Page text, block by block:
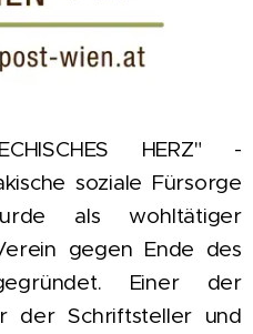
HERZ" -
soziale Fürsorge
als wohltätiger
gegen Ende des
Einer der
der Schriftsteller und